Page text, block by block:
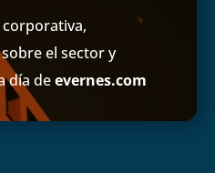
el sector y
día deevernes.com